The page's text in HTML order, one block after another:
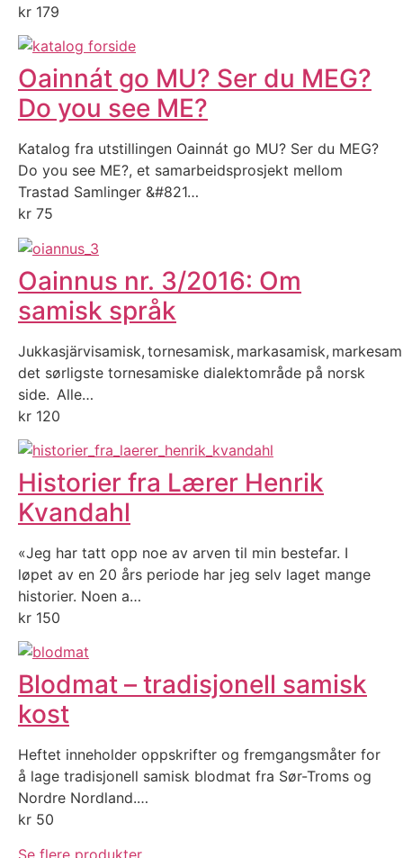
kr 179
Oainnát go MU? Ser du MEG?
Do you see ME?
Katalog fra utstillingen Oainnát go MU? Ser du MEG?
Do you see ME?, et samarbeidsprosjekt mellom
Trastad Samlinger &#821…
kr 75
Oainnus nr. 3/2016: Om
samisk språk
Jukkasjärvisamisk, tornesamisk, markasamisk,
det sørligste tornesamiske dialektområde på norsk
side. Alle…
kr 120
Historier fra Lærer Henrik
Kvandahl
«Jeg har tatt opp noe av arven til min bestefar. I
løpet av en 20 års periode har jeg selv laget mange
historier. Noen a…
kr 150
Blodmat – tradisjonell samisk
kost
Heftet inneholder oppskrifter og fremgangsmåter for
å lage tradisjonell samisk blodmat fra Sør-Troms og
Nordre Nordland.…
kr 50
Se flere produkter